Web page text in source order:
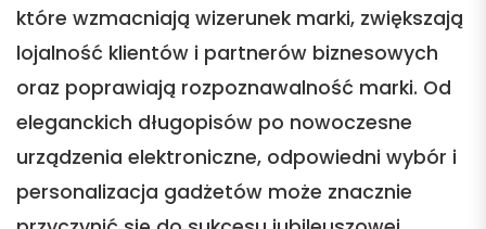
które wzmacniają wizerunek marki, zwiększają
lojalność klientów i partnerów biznesowych
oraz poprawiają rozpoznawalność marki. Od
eleganckich długopisów po nowoczesne
urządzenia elektroniczne, odpowiedni wybór i
personalizacja gadżetów może znacznie